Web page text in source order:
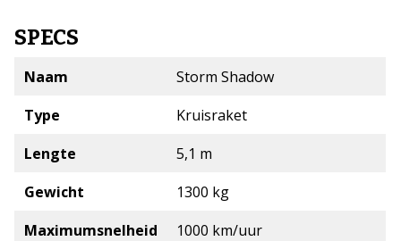
SPECS
Naam
Storm Shadow
Type
Kruisraket
Lengte
5,1 m
Gewicht
1300 kg
Maximumsnelheid
1000 km/uur